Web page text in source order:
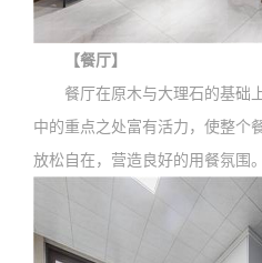
【餐厅】
餐厅在原木与大理石的基础
中的重点之处富有活力，使整个
放松自在，营造良好的用餐氛围。